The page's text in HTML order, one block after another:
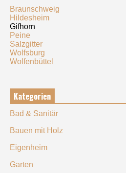
Braunschweig
Hildesheim
Gifhorn
Peine
Salzgitter
Wolfsburg
Wolfenbüttel
Kategorien
Bad & Sanitär
Bauen mit Holz
Eigenheim
Garten